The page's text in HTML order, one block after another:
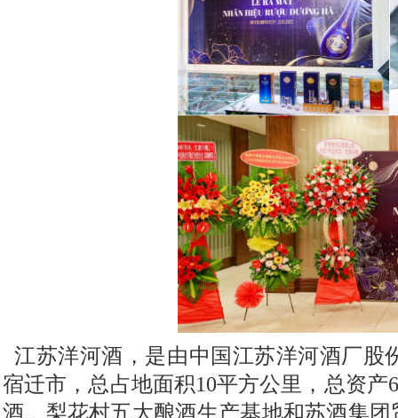
江苏洋河酒，是由中国江苏洋河酒厂
宿迁市，总占地面积10平方公里，总资
酒、梨花村五大酿酒生产基地和苏酒集